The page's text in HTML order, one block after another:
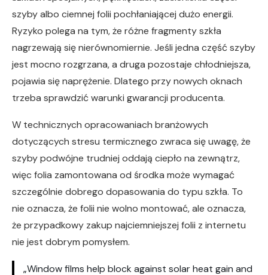
szyby albo ciemnej folii pochłaniającej dużo energii.
Ryzyko polega na tym, że różne fragmenty szkła
nagrzewają się nierównomiernie. Jeśli jedna część szyby
jest mocno rozgrzana, a druga pozostaje chłodniejsza,
pojawia się naprężenie. Dlatego przy nowych oknach
trzeba sprawdzić warunki gwarancji producenta.
W technicznych opracowaniach branżowych
dotyczących stresu termicznego zwraca się uwagę, że
szyby podwójne trudniej oddają ciepło na zewnątrz,
więc folia zamontowana od środka może wymagać
szczególnie dobrego dopasowania do typu szkła. To
nie oznacza, że folii nie wolno montować, ale oznacza,
że przypadkowy zakup najciemniejszej folii z internetu
nie jest dobrym pomysłem.
„Window films help block against solar heat gain and